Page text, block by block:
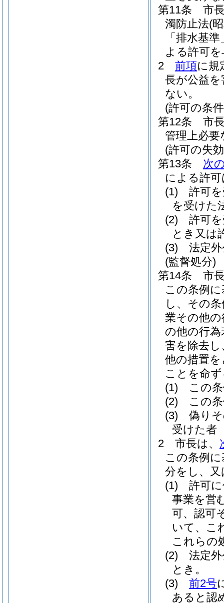
第11条
市
濁防止法(
「排水基
よる許可
2
前項に規
長が公益
ない。
(許可の条
第12条
市
管理上必
(許可の失
第13条
次
による許
(1)
許可
を受けた
(2)
許可
とき又は
(3)
法定
(監督処分)
第14条
市
この条例
し、その
業その他
の他の行
害を除去
他の措置
ことを命
(1)
この
(2)
この
(3)
偽り
受けた者
2
市長は、
この条例
分をし、
(1)
許可
事業を営
可、認可
いて、こ
これらの
(2)
法定
とき。
(3)
前2号
あると認